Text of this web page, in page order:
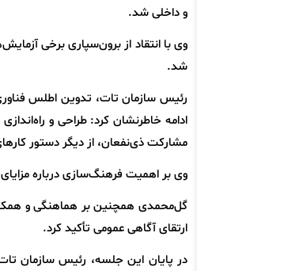
و داخلی شد.
وی با انتقاد از برون‌سپاری برخی
شد.
رئیس سازمان تات، تدوین اطلس
ادامه خاطرنشان کرد: طراحی و
مشارکت ذی‌نفعان، از دیگر دستور
وی بر اهمیت فرهنگ‌سازی درباره
گل‌محمدی همچنین بر هماهنگی و
ارتقای آگاهی عمومی تأکید کرد.
در پایان این جلسه، رئیس سازمان تات